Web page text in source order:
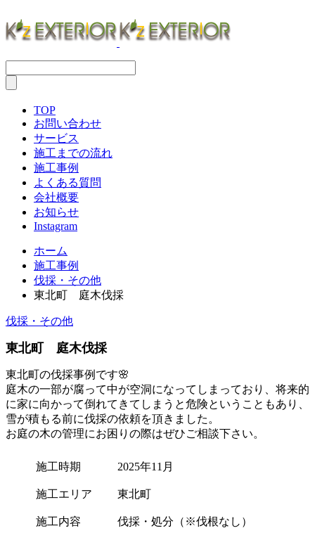
TOP
お問い合わせ
サービス
施工までの流れ
施工事例
よくある質問
会社概要
お知らせ
Instagram
ホーム
施工事例
伐採・その他
東北町 庭木伐採
伐採・その他
東北町 庭木伐採
東北町の伐採事例です🌸
庭木の一部が腐って中が空洞になってしまっており、将来的
に家に向かって倒れてきてしまうと危険ということもあり、
雪が積もる前に伐採の依頼を頂きました。
お庭の木の管理にお困りの際はぜひご相談下さい。
施工時期 2025年11月
施工エリア 東北町
施工内容
伐採・処分（※伐根なし）